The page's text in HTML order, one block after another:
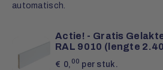
automatisch.
Actie! - Gratis
RAL 9010 (lengte
€ 0, 00 per stuk.